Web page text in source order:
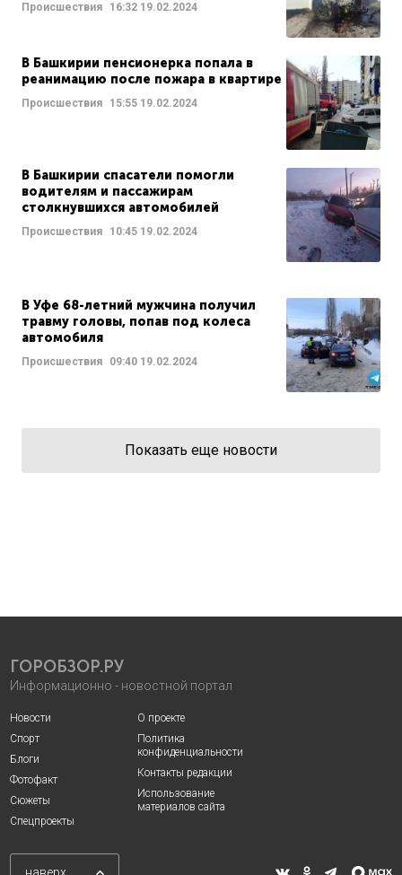
Происшествия 16:32 19.02.2024
В Башкирии пенсионерка попала в
реанимацию после пожара в квартире
Происшествия 15:55 19.02.2024
В Башкирии спасатели помогли
водителям и пассажирам
столкнувшихся автомобилей
Происшествия 10:45 19.02.2024
В Уфе 68-летний мужчина получил
травму головы, попав под колеса
автомобиля
Происшествия 09:40 19.02.2024
Показать еще новости
ГОРОБЗОР.РУ
Информационно - новостной портал
Новости
Спорт
Блоги
Фотофакт
Сюжеты
Спецпроекты
О проекте
Политика
конфиденциальности
Контакты редакции
Использование
материалов сайта